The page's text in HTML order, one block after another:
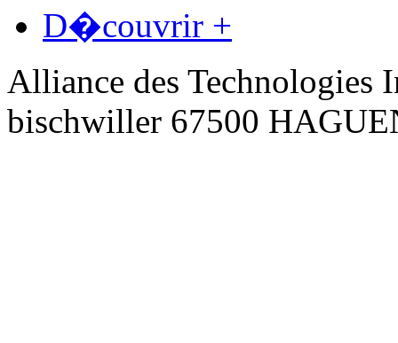
D�couvrir +
Alliance des Technologies
bischwiller 67500